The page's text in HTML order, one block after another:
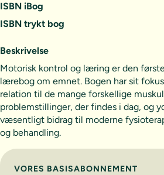
ISBN iBog
ISBN trykt bog
Beskrivelse
Motorisk kontrol og læring er den
lærebog om emnet. Bogen har sit
relation til de mange forskellige
problemstillinger, der findes i dag, og
væsentligt bidrag til moderne
og behandling.
Vælg abonnement
VORES BASISABONNEMENT